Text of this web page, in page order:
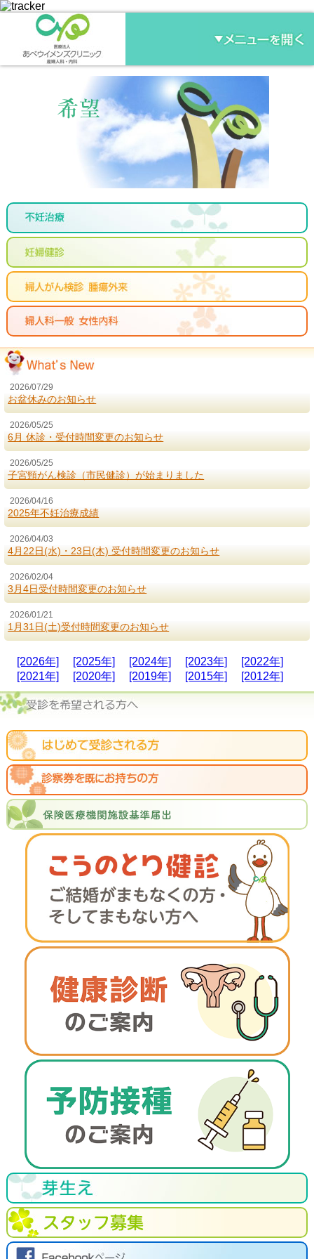
2026/07/29
お盆休みのお知らせ
2026/05/25
6月 休診・受付時間変更のお知らせ
2026/05/25
子宮頸がん検診（市民健診）が始まりました
2026/04/16
2025年不妊治療成績
2026/04/03
4月22日(水)・23日(木) 受付時間変更のお知らせ
2026/02/04
3月4日受付時間変更のお知らせ
2026/01/21
1月31日(土)受付時間変更のお知らせ
[2026年] [2025年] [2024年] [2023年]
[2022年]
[2021年]
[2020年] [2019年] [2015年] [2012年]